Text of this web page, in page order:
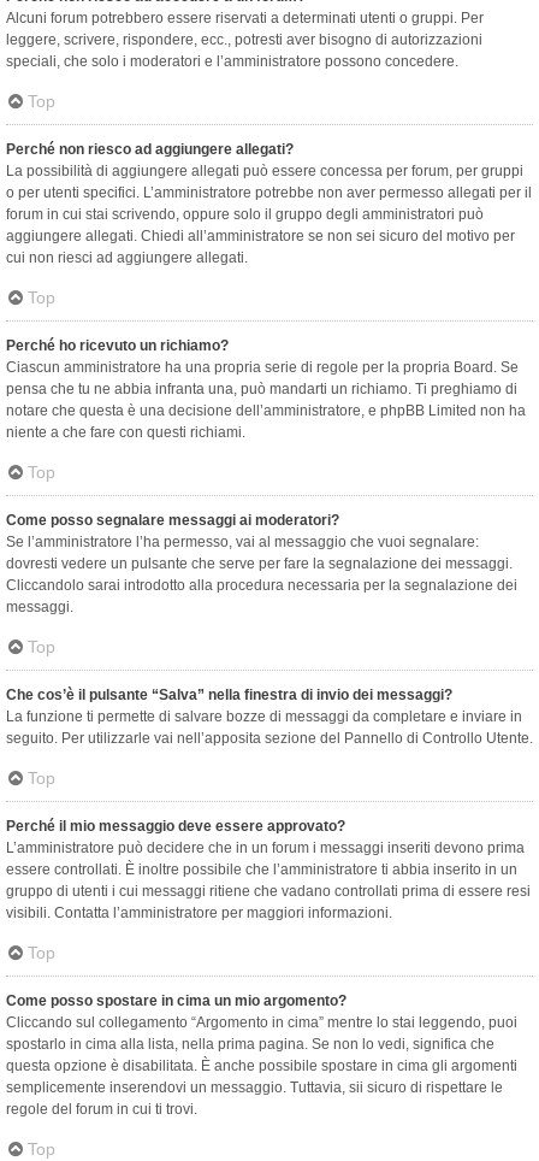
Alcuni forum potrebbero essere riservati a determinati utenti o gruppi. Per
leggere, scrivere, rispondere, ecc., potresti aver bisogno di autorizzazioni
speciali, che solo i moderatori e l’amministratore possono concedere.
Top
Perché non riesco ad aggiungere allegati?
La possibilità di aggiungere allegati può essere concessa per forum, per gruppi
o per utenti specifici. L’amministratore potrebbe non aver permesso allegati per il
forum in cui stai scrivendo, oppure solo il gruppo degli amministratori può
aggiungere allegati. Chiedi all’amministratore se non sei sicuro del motivo per
cui non riesci ad aggiungere allegati.
Top
Perché ho ricevuto un richiamo?
Ciascun amministratore ha una propria serie di regole per la propria Board. Se
pensa che tu ne abbia infranta una, può mandarti un richiamo. Ti preghiamo di
notare che questa è una decisione dell’amministratore, e phpBB Limited non ha
niente a che fare con questi richiami.
Top
Come posso segnalare messaggi ai moderatori?
Se l’amministratore l’ha permesso, vai al messaggio che vuoi segnalare:
dovresti vedere un pulsante che serve per fare la segnalazione dei messaggi.
Cliccandolo sarai introdotto alla procedura necessaria per la segnalazione dei
messaggi.
Top
Che cos’è il pulsante “Salva” nella finestra di invio dei messaggi?
La funzione ti permette di salvare bozze di messaggi da completare e inviare in
seguito. Per utilizzarle vai nell’apposita sezione del Pannello di Controllo Utente.
Top
Perché il mio messaggio deve essere approvato?
L’amministratore può decidere che in un forum i messaggi inseriti devono prima
essere controllati. È inoltre possibile che l’amministratore ti abbia inserito in un
gruppo di utenti i cui messaggi ritiene che vadano controllati prima di essere resi
visibili. Contatta l’amministratore per maggiori informazioni.
Top
Come posso spostare in cima un mio argomento?
Cliccando sul collegamento “Argomento in cima” mentre lo stai leggendo, puoi
spostarlo in cima alla lista, nella prima pagina. Se non lo vedi, significa che
questa opzione è disabilitata. È anche possibile spostare in cima gli argomenti
semplicemente inserendovi un messaggio. Tuttavia, sii sicuro di rispettare le
regole del forum in cui ti trovi.
Top